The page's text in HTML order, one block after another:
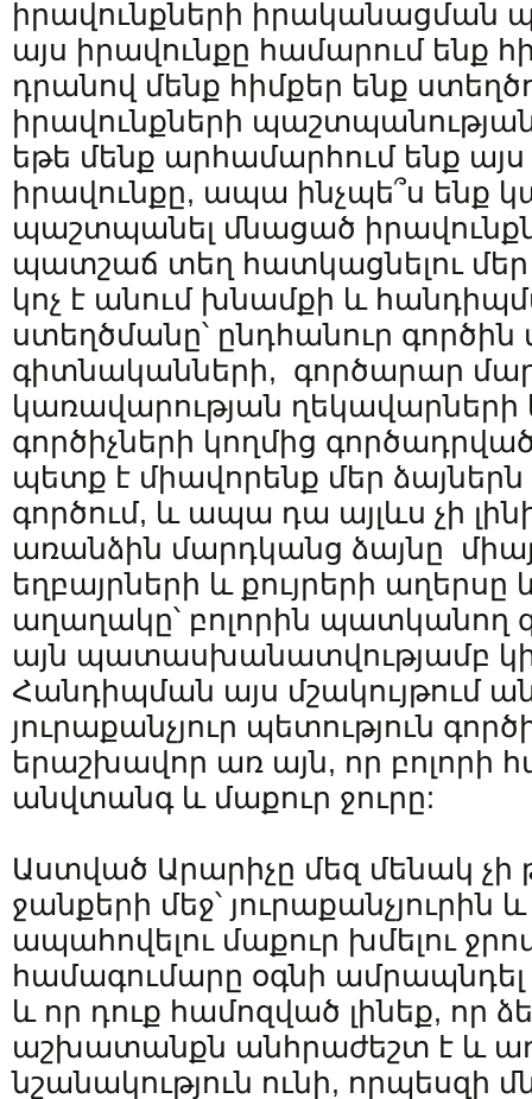
իրավունքների իրականացման
այս իրավունքը համարում ենք
դրանով մենք հիմքեր ենք
իրավունքների
եթե մենք արհամարհում ենք
իրավունքը, ապա ինչպե՞ս ենք
պաշտպանել մնացած
պատշաճ տեղ հատկացնելու մեր
կոչ է անում խնամքի և
ստեղծմանը՝ ընդհանուր գործին
գիտնականների, գործարար
կառավարության
գործիչների կողմից
պետք է միավորենք մեր ձայներն
գործում, և ապա դա այլևս չի
առանձին մարդկանց ձայնը
եղբայրների և քույրերի
աղաղակը՝ բոլորին պատկանող
այն պատասխանատվությամբ
Հանդիպման այս մշակույթում
յուրաքանչյուր պետություն
երաշխավոր առ այն, որ բոլորի
անվտանգ և մաքուր ջուրը:
Աստված Արարիչը մեզ մենակ չի
ջանքերի մեջ՝ յուրաքանչյուրին և
ապահովելու մաքուր խմելու
համագումարը օգնի ամրապնդել
և որ դուք համոզված լինեք, որ
աշխատանքն անհրաժեշտ է և
նշանակություն ունի, որպեսզի